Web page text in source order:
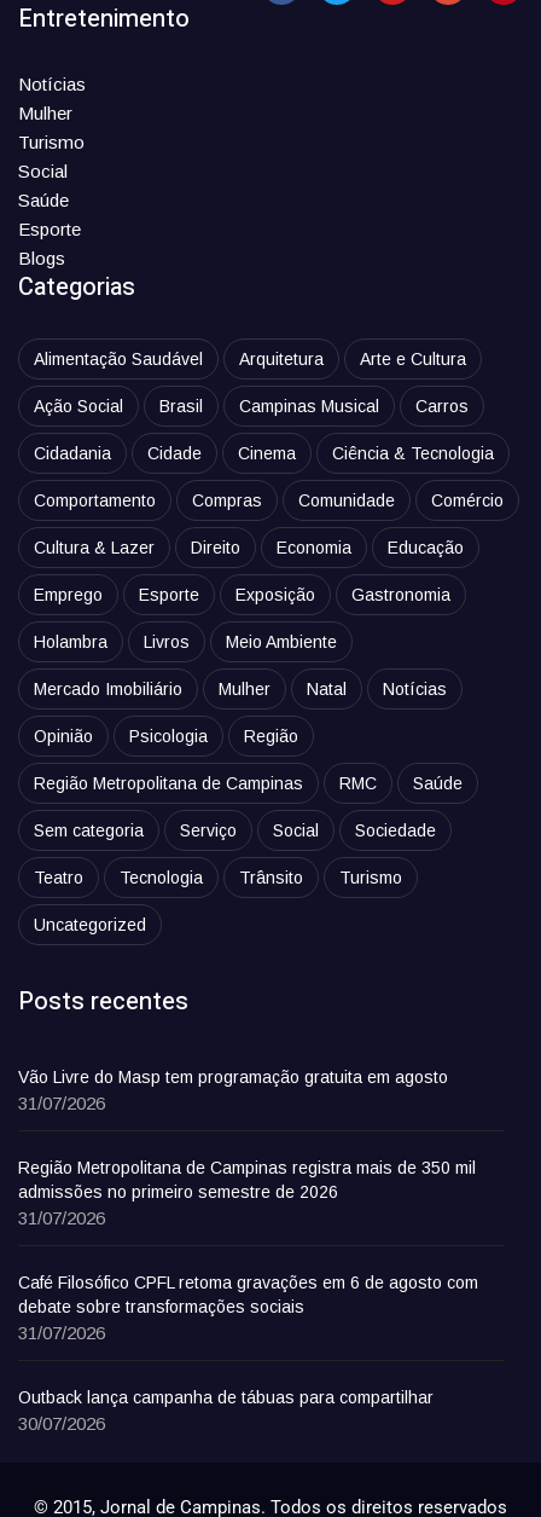
Entretenimento
Notícias
Mulher
Turismo
Social
Saúde
Esporte
Blogs
Categorias
Alimentação Saudável Arquitetura Arte e Cultura
Ação Social Brasil Campinas Musical Carros
Cidadania Cidade Cinema Ciência & Tecnologia
Comportamento Compras Comunidade Comércio
Cultura & Lazer Direito Economia Educação
Emprego Esporte Exposição Gastronomia
Holambra Livros Meio Ambiente
Mercado Imobiliário Mulher Natal Notícias
Opinião Psicologia Região
Região Metropolitana de Campinas RMC Saúde
Sem categoria Serviço Social Sociedade
Teatro Tecnologia Trânsito Turismo
Uncategorized
Posts recentes
Vão Livre do Masp tem programação gratuita em agosto
31/07/2026
Região Metropolitana de Campinas registra mais de 350 mil
admissões no primeiro semestre de 2026
31/07/2026
Café Filosófico CPFL retoma gravações em 6 de agosto com
debate sobre transformações sociais
31/07/2026
Outback lança campanha de tábuas para compartilhar
30/07/2026
© 2015, Jornal de Campinas. Todos os direitos reservados